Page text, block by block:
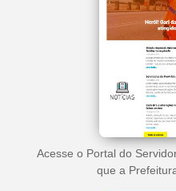
Acesse o Portal do
que a